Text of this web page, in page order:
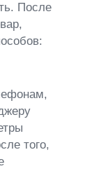
После
того,